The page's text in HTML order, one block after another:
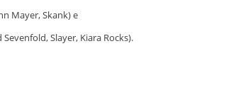
Mayer, Skank) e
Slayer, Kiara Rocks).